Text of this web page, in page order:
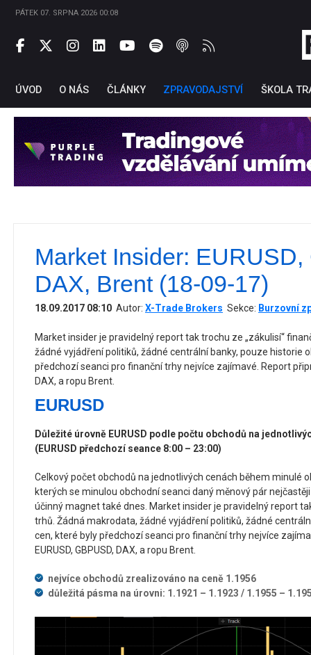
PÁTEK 07. SRPNA 2026 00:08
ÚVOD O NÁS ČLÁNKY ZPRAVODAJSTVÍ ŠKOLA
Market Insider:
DAX, Brent (18-09-17)
18.09.2017 08:10 Autor: X-Trade Brokers Sekce: Burzovní
Market insider je pravidelný report tak trochu ze „zákulisí“
žádné vyjádření politiků, žádné centrální banky, pouze historie
předchozí seanci pro finanční trhy nejvíce zajímavé. Report
DAX, a ropu Brent.
EURUSD
Důležité úrovně EURUSD podle počtu obchodů na
(EURUSD předchozí seance 8:00 – 23:00)
Celkový počet obchodů na jednotlivých cenách během minulé
kterých se minulou obchodní seanci daný měnový pár
účinný magnet také dnes. Market insider je pravidelný report
trhů. Žádná makrodata, žádné vyjádření politiků, žádné
cen, které byly předchozí seanci pro finanční trhy nejvíce
EURUSD, GBPUSD, DAX, a ropu Brent.
nejvíce obchodů zrealizováno na ceně 1.1956
důležitá pásma na úrovni: 1.1921 – 1.1923 / 1.1955 –